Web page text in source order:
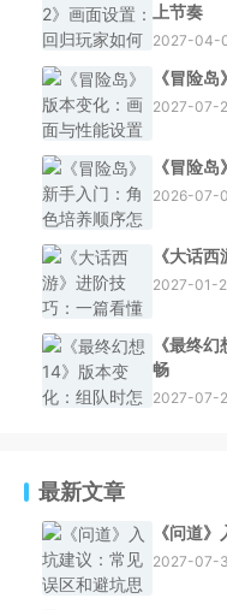
上节奏
2027-04-
《冒险
2027-07-
《冒险
2026-07-
《大话
2027-01-
《最终
畅
2027-07-
最新文章
《问道
2027-07-